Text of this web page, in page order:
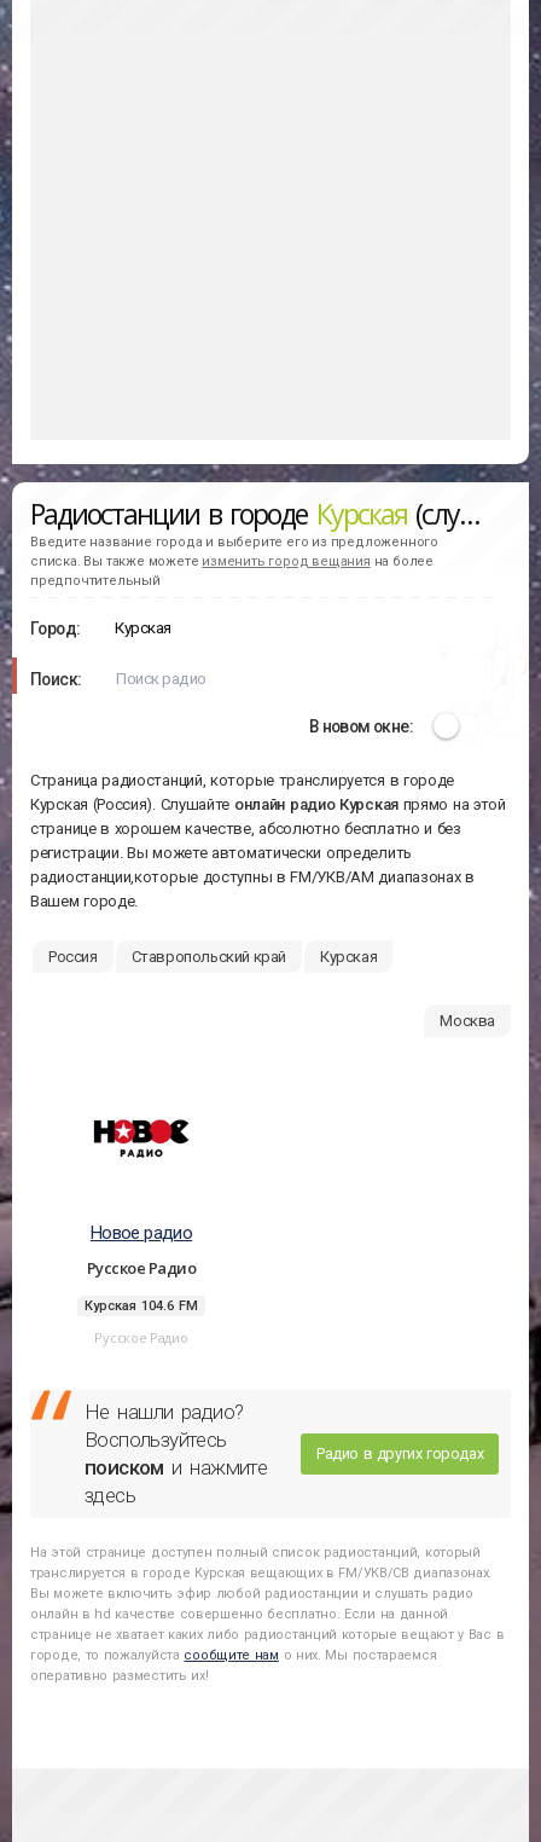
Радиостанции в городе Курская(слушать онлайн)
Введите название города и выберите его из предложенного
списка. Вы также можете изменить город вещания на более
предпочтительный
Город:
Поиск:
В новом окне:
Страница радиостанций, которые транслируется в городе
Курская (Россия). Слушайте онлайн радио Курская прямо на этой
странице в хорошем качестве, абсолютно бесплатно и без
регистрации. Вы можете автоматически определить
радиостанции,которые доступны в FM/УКВ/АМ диапазонах в
Вашем городе.
Россия Ставропольский край Курская
Москва
Новое радио
Русское Радио
Курская 104.6 FM
Русское Радио
Не нашли радио?
Воспользуйтесь
поиском и нажмите
здесь
Радио в других городах
На этой странице доступен полный список радиостанций, который
транслируется в городе Курская вещающих в FM/УКВ/СВ диапазонах.
Вы можете включить эфир любой радиостанции и слушать радио
онлайн в hd качестве совершенно бесплатно. Если на данной
странице не хватает каких либо радиостанций которые вещают у Вас в
городе, то пожалуйста сообщите нам о них. Мы постараемся
оперативно разместить их!